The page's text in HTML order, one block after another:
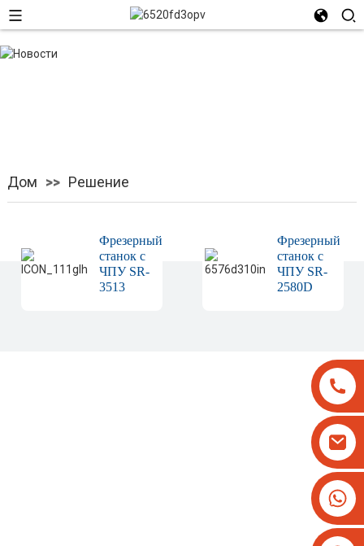
Дом Решение
Фрезерный
станок с
ЧПУ SR-
3513
Фрезерный
станок с
ЧПУ SR-
2580D